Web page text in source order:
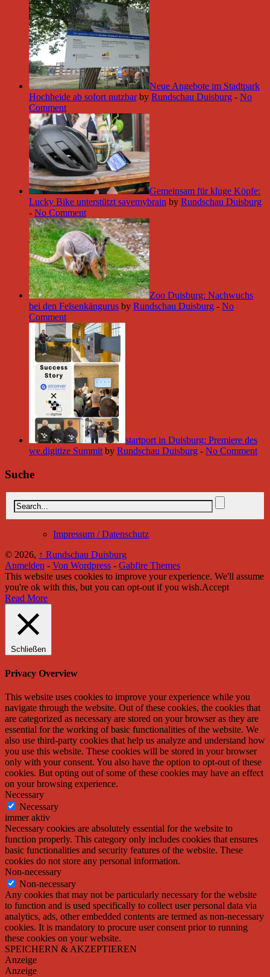
Neue Angebote im Stadtpark
Hochheide ab sofort nutzbar by Rundschau Duisburg - No
Comment
Gemeinsam für kluge Köpfe:
Lucky Bike unterstützt savemybrain by Rundschau Duisburg
- No Comment
Zoo Duisburg: Nachwuchs
bei den Felsenkängurus by Rundschau Duisburg - No
Comment
startport in Duisburg: Premiere des
we.digitize Summit by Rundschau Duisburg - No Comment
Suche
Impressum / Datenschutz
© 2026, ↑ Rundschau Duisburg
Anmelden - Von Wordpress - Gabfire Themes
This website uses cookies to improve your experience. We'll assume
you're ok with this, but you can opt-out if you wish.Accept
Read More
Schließen
Privacy Overview
This website uses cookies to improve your experience while you
navigate through the website. Out of these cookies, the cookies that
are categorized as necessary are stored on your browser as they are
essential for the working of basic functionalities of the website. We
also use third-party cookies that help us analyze and understand how
you use this website. These cookies will be stored in your browser
only with your consent. You also have the option to opt-out of these
cookies. But opting out of some of these cookies may have an effect
on your browsing experience.
Necessary
Necessary
immer aktiv
Necessary cookies are absolutely essential for the website to
function properly. This category only includes cookies that ensures
basic functionalities and security features of the website. These
cookies do not store any personal information.
Non-necessary
Non-necessary
Any cookies that may not be particularly necessary for the website
to function and is used specifically to collect user personal data via
analytics, ads, other embedded contents are termed as non-necessary
cookies. It is mandatory to procure user consent prior to running
these cookies on your website.
SPEICHERN & AKZEPTIEREN
Anzeige
Anzeige